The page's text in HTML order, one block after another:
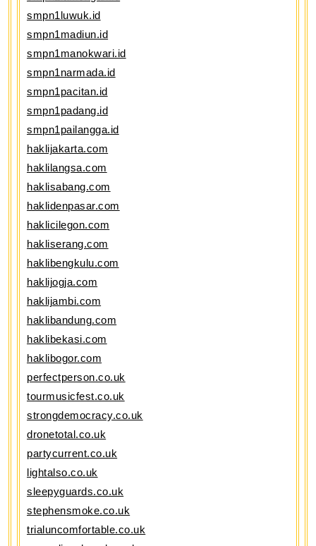
smpn1luwuk.id
smpn1madiun.id
smpn1manokwari.id
smpn1narmada.id
smpn1pacitan.id
smpn1padang.id
smpn1pailangga.id
haklijakarta.com
haklilangsa.com
haklisabang.com
haklidenpasar.com
haklicilegon.com
hakliserang.com
haklibengkulu.com
haklijogja.com
haklijambi.com
haklibandung.com
haklibekasi.com
haklibogor.com
perfectperson.co.uk
tourmusicfest.co.uk
strongdemocracy.co.uk
dronetotal.co.uk
partycurrent.co.uk
lightalso.co.uk
sleepyguards.co.uk
stephensmoke.co.uk
trialuncomfortable.co.uk